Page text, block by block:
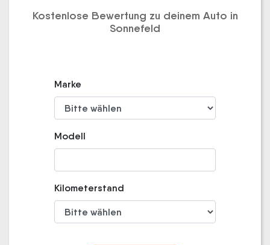
Kostenlose Bewertung zu deinem Auto in
Sonnefeld
Marke
Modell
Kilometerstand